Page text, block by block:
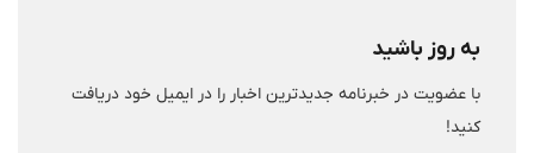
به روز باشید
با عضویت در خبرنامه جدیدترین اخبار را در ایمیل خود دریافت
کنید!